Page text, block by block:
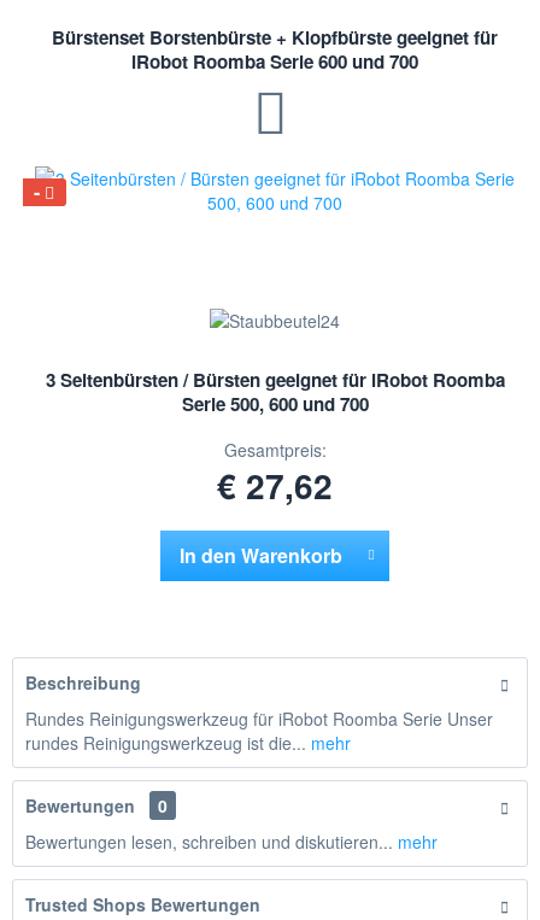
Bürstenset Borstenbürste + Klopfbürste geeignet für
iRobot Roomba Serie 600 und 700
3 Seitenbürsten / Bürsten geeignet für iRobot Roomba
Serie 500, 600 und 700
Gesamtpreis:
€ 27,62
In den Warenkorb
Beschreibung
Rundes Reinigungswerkzeug für iRobot Roomba Serie Unser
rundes Reinigungswerkzeug ist die... mehr
Bewertungen
0
Bewertungen lesen, schreiben und diskutieren... mehr
Trusted Shops Bewertungen